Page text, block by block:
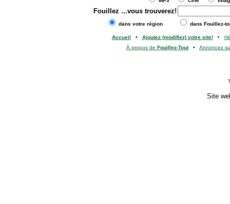
Fouillez ...vous trouverez!
dans votre région dans Fouillez-
Accueil • Ajoutez (modifiez) votre site!•
À propos de Fouillez-Tout• Annoncez
Site